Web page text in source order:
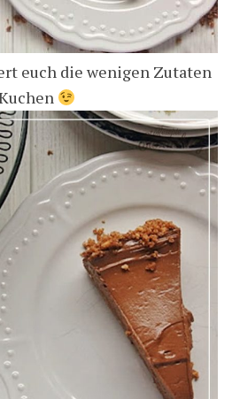
euch die wenigen Zutaten